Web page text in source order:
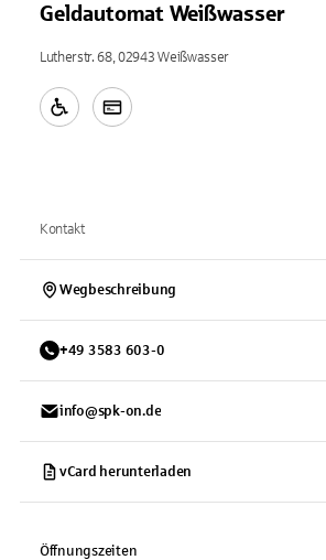
Geldautomat Weißwasser
Lutherstr. 68, 02943 Weißwasser
Kontakt
Wegbeschreibung
+49 3583 603-0
info@spk-on.de
vCard herunterladen
Öffnungszeiten